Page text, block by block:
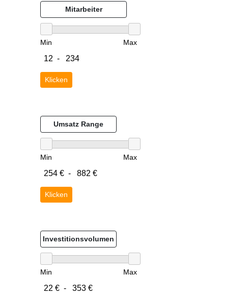
Mitarbeiter
Min Max
Klicken
Umsatz Range
Min Max
Klicken
Investitionsvolumen
Min Max